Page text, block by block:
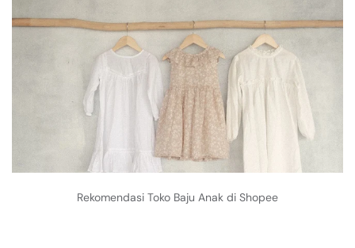
Rekomendasi Toko Baju Anak di Shopee